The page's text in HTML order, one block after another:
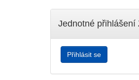
Jednotné přihlášení